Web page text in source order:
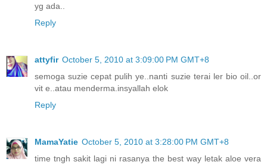
yg ada..
Reply
attyfir October 5, 2010 at 3:09:00 PM GMT+8
semoga suzie cepat pulih ye..nanti suzie terai ler bio oil..or
vit e..atau menderma.insyallah elok
Reply
MamaYatie October 5, 2010 at 3:28:00 PM GMT+8
time tngh sakit lagi ni rasanya the best way letak aloe vera